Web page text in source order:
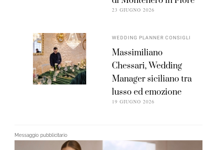
23 GIUGNO 2026
WEDDING PLANNER CONSIGLI
Massimiliano
Chessari, Wedding
Manager siciliano tra
lusso ed emozione
19 GIUGNO 2026
Messaggio pubblicitario